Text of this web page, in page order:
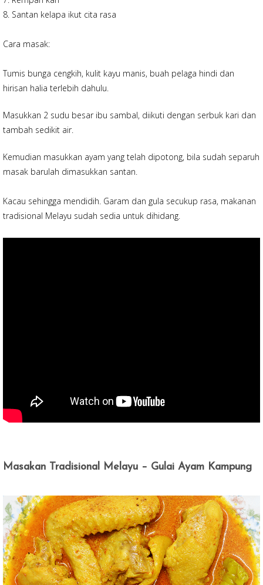
8. Santan kelapa ikut cita rasa
Cara masak:
Tumis bunga cengkih, kulit kayu manis, buah pelaga hindi dan
hirisan halia terlebih dahulu.
Masukkan 2 sudu besar ibu sambal, diikuti dengan serbuk kari dan
tambah sedikit air.
Kemudian masukkan ayam yang telah dipotong, bila sudah separuh
masak barulah dimasukkan santan.
Kacau sehingga mendidih. Garam dan gula secukup rasa, makanan
tradisional Melayu sudah sedia untuk dihidang.
Masakan Tradisional Melayu – Gulai Ayam Kampung